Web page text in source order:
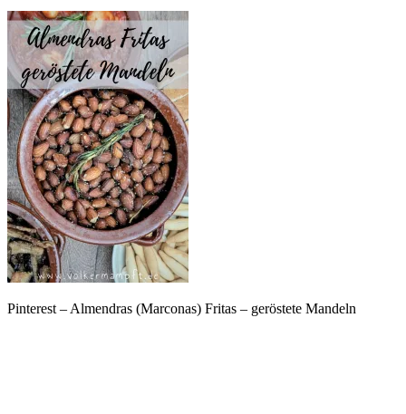
Pinterest – Almendras (Marconas) Fritas – geröstete Mandeln